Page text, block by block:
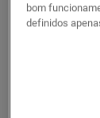
Documentos
Um
bom
definidos